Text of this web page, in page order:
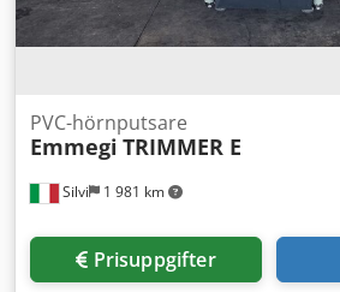
Silvi 1 981 km
PVC-hörnputsare
Emmegi TRIMMER E
Prisuppgifter